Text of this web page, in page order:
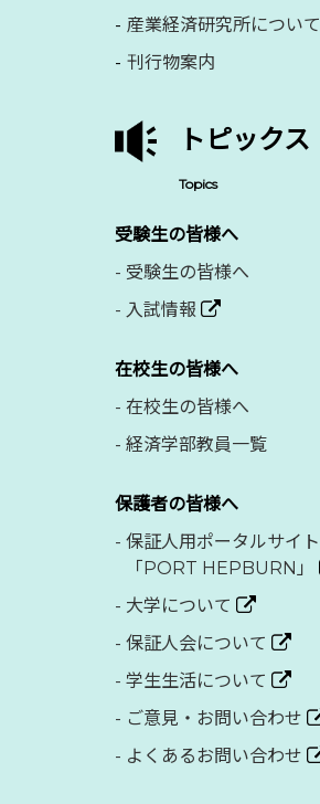
産業経済研究所について
刊行物案内
トピックス
Topics
受験生の皆様へ
- 受験生の皆様へ
- 入試情報
在校生の皆様へ
- 在校生の皆様へ
- 経済学部教員一覧
保護者の皆様へ
- 保証人用ポータルサイト
「PORT HEPBURN」
- 大学について
- 保証人会について
- 学生生活について
- ご意見・お問い合わせ
- よくあるお問い合わせ